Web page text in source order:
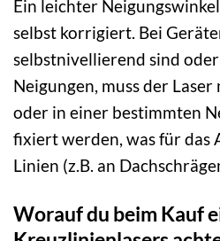
Ein leichter
selbst korrigiert. Bei
selbstnivellierend sind
Neigungen, muss der
oder in einer bestimmten
fixiert werden, was für das
Linien (z.B. an
Worauf du beim Kauf